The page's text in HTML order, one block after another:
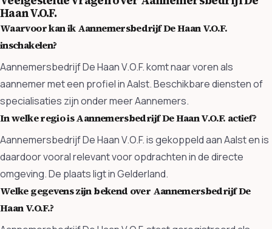
Haan V.O.F.
Waarvoor kan ik Aannemersbedrijf De Haan V.O.F.
inschakelen?
Aannemersbedrijf De Haan V.O.F. komt naar voren als
aannemer met een profiel in Aalst. Beschikbare diensten of
specialisaties zijn onder meer Aannemers.
In welke regio is Aannemersbedrijf De Haan V.O.F. actief?
Aannemersbedrijf De Haan V.O.F. is gekoppeld aan Aalst en is
daardoor vooral relevant voor opdrachten in de directe
omgeving. De plaats ligt in Gelderland.
Welke gegevens zijn bekend over Aannemersbedrijf De
Haan V.O.F.?